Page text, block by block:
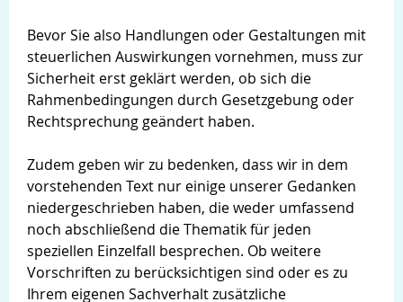
Bevor Sie also Handlungen oder Gestaltungen mit
steuerlichen Auswirkungen vornehmen, muss zur
Sicherheit erst geklärt werden, ob sich die
Rahmenbedingungen durch Gesetzgebung oder
Rechtsprechung geändert haben.
Zudem geben wir zu bedenken, dass wir in dem
vorstehenden Text nur einige unserer Gedanken
niedergeschrieben haben, die weder umfassend
noch abschließend die Thematik für jeden
speziellen Einzelfall besprechen. Ob weitere
Vorschriften zu berücksichtigen sind oder es zu
Ihrem eigenen Sachverhalt zusätzliche